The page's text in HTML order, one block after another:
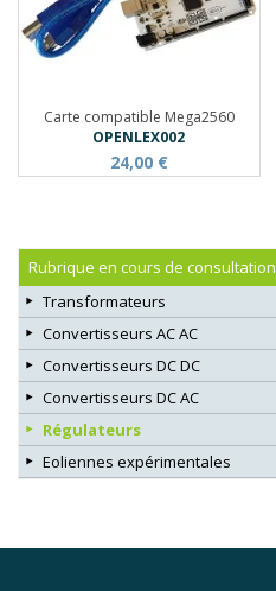
Carte compatible Mega2560
OPENLEX002
24,00 €
Rubrique en cours de consultation
Transformateurs
Convertisseurs AC AC
Convertisseurs DC DC
Convertisseurs DC AC
Régulateurs
Eoliennes expérimentales